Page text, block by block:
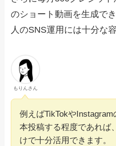
のショート動画を生成で
人のSNS運用には十分な
もりんさん
例えばTikTokや
本投稿する程度であれば
けで十分活用できます。